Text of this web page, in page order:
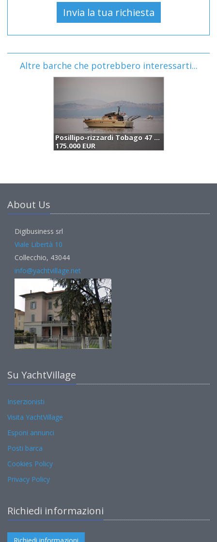
Altre barche che potrebbero interessarti...
Posillipo-rizzardi Tobago 47 Special (1978)
Ferretti Yachts 430 (2002)
About Us
Digibusiness srl
Viale Libertà 10
Collecchio, 43044
info@yachtvillage.net
Su YachtVillage
Inserzionisti
Visita YachtVillage
Esponi annunci
Posti barca
Cookies Policy
Privacy Policy
Richiedi informazioni